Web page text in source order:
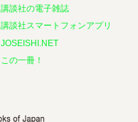
講談社の電子雑誌
講談社スマートフォンアプリ
JOSEISHI.NET
この一冊！